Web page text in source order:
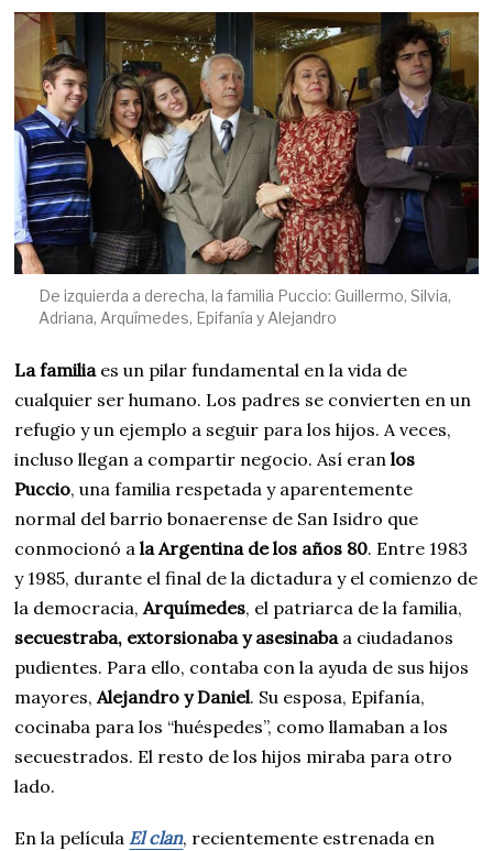
De izquierda a derecha, la familia Puccio: Guillermo, Silvia,
Adriana, Arquímedes, Epifanía y Alejandro
La familiaes un pilar fundamental en la vida de
cualquier ser humano. Los padres se convierten en un
refugio y un ejemplo a seguir para los hijos. A veces,
incluso llegan a compartir negocio. Así eran los
Puccio, una familia respetada y aparentemente
normal del barrio bonaerense de San Isidro que
conmocionó ala Argentina de los años 80. Entre 1983
y 1985, durante el final de la dictadura y el comienzo de
la democracia,Arquímedes, el patriarca de la familia,
secuestraba, extorsionaba y asesinabaa ciudadanos
pudientes. Para ello, contaba con la ayuda de sus hijos
mayores,Alejandro y Daniel. Su esposa, Epifanía,
cocinaba para los “huéspedes”, como llamaban a los
secuestrados. El resto de los hijos miraba para otro
lado.
En la película El clan, recientemente estrenada en